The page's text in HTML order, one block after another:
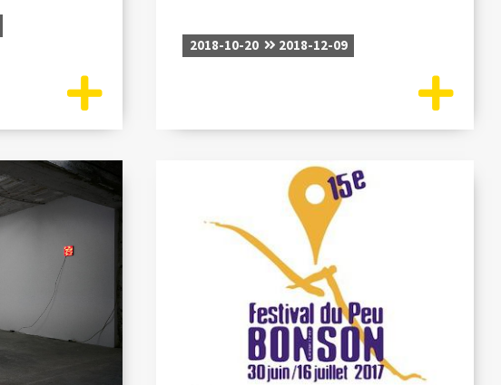
2018-10-20 2018-12-09